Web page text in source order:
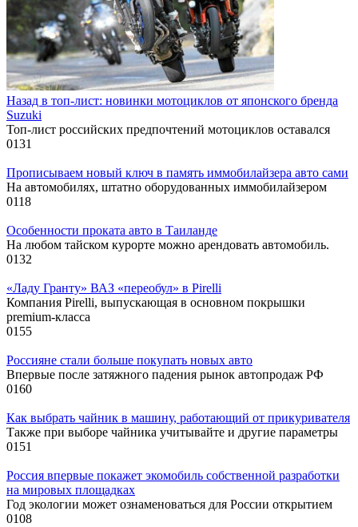
Назад в топ-лист: новинки мотоциклов от японского бренда
Suzuki
Топ-лист российских предпочтений мотоциклов оставался
0131
Прописываем новый ключ в память иммобилайзера авто сами
На автомобилях, штатно оборудованных иммобилайзером
0118
Особенности проката авто в Таиланде
На любом тайском курорте можно арендовать автомобиль.
0132
«Ладу Гранту» ВАЗ «переобул» в Pirelli
Компания Pirelli, выпускающая в основном покрышки
premium-класса
0155
Россияне стали больше покупать новых авто
Впервые после затяжного падения рынок автопродаж РФ
0160
Как выбрать чайник в машину, работающий от прикуривателя
Также при выборе чайника учитывайте и другие параметры
0151
Россия впервые покажет экомобиль собственной разработки
на мировых площадках
Год экологии может ознаменоваться для России открытием
0108